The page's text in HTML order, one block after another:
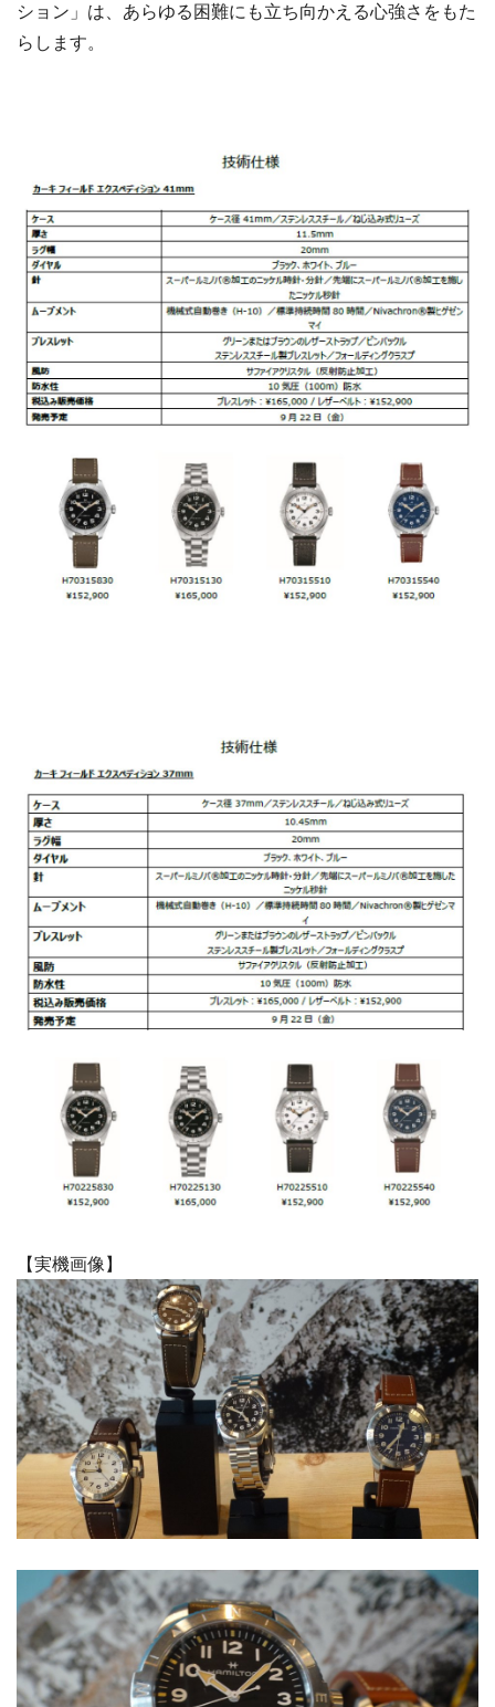
ション」は、あらゆる困難にも立ち向かえる心強さをもた
らします。
【実機画像】